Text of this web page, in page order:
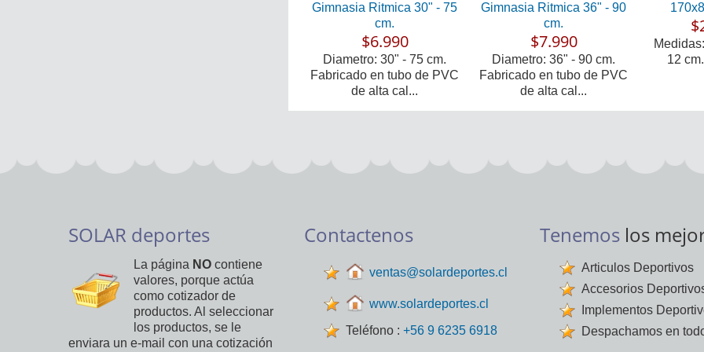
Gimnasia Ritmica 30" - 75
cm.
$6.990
Diametro: 30" - 75 cm.
Fabricado en tubo de PVC
de alta cal...
Gimnasia Ritmica 36" - 90
cm.
$7.990
Diametro: 36" - 90 cm.
Fabricado en tubo de PVC
de alta cal...
12
SOLAR deportes
La página NO contiene
valores, porque actúa
como cotizador de
productos. Al seleccionar
los productos, se le
enviara un e-mail con una cotización
Contactenos
ventas@solardeportes.cl
www.solardeportes.cl
Teléfono : +56 9 6235 6918
Tenemos los
Articulos Deportivos
Accesorios
Implementos
Despachamos en